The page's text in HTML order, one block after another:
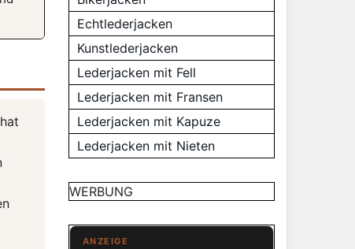
Echtlederjacken
Kunstlederjacken
Lederjacken mit Fell
Lederjacken mit Fransen
Lederjacken mit Kapuze
Lederjacken mit Nieten
WERBUNG
ANZEIGE